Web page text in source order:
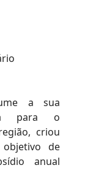
a sua
para o
criou
de
anual